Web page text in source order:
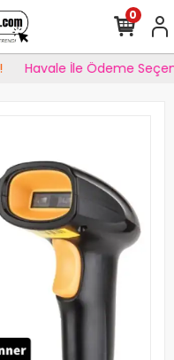
Havale İle Ödeme
0